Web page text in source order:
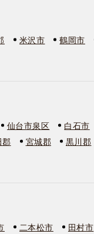
米沢市 鶴岡市
仙台市泉区 白石市
郡 宮城郡 黒川郡
二本松市 田村市